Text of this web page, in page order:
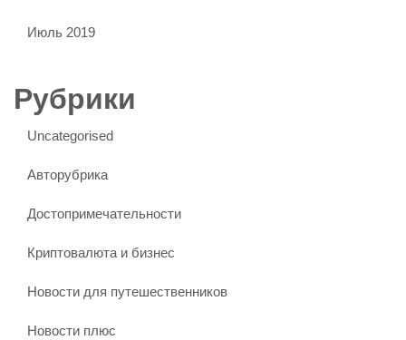
Июль 2019
Рубрики
Uncategorised
Авторубрика
Достопримечательности
Криптовалюта и бизнес
Новости для путешественников
Новости плюс